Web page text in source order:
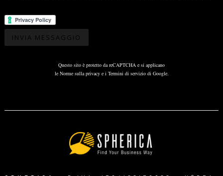
Questo sito è protetto da reCAPTCHA e si applicano
le Norme sulla privacye i Termini di serviziodi Google.